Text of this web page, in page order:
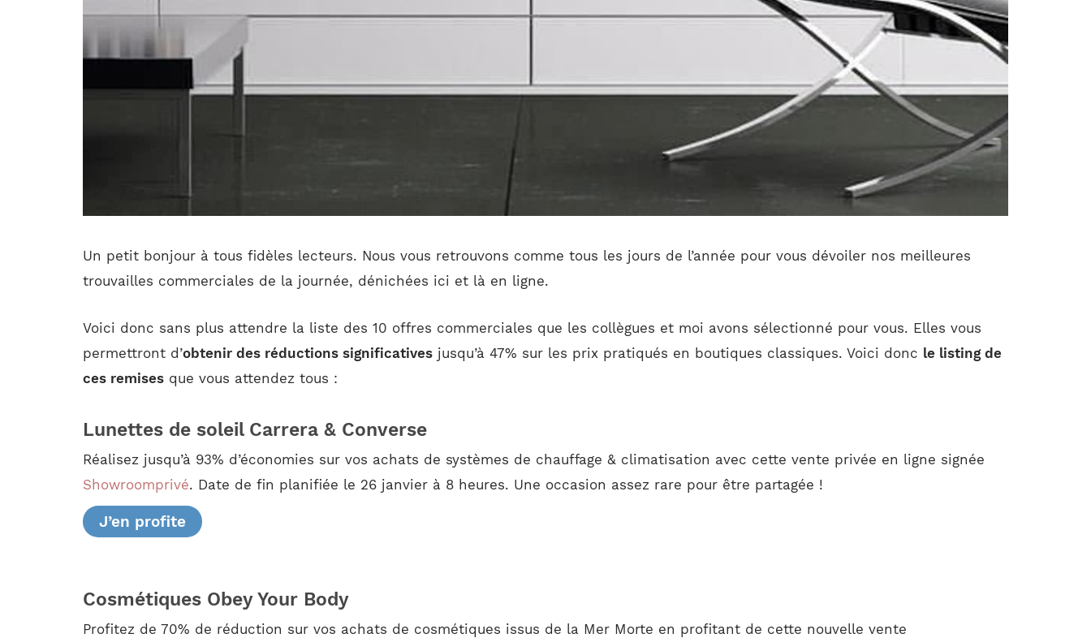
Un petit bonjour à tous fidèles lecteurs. Nous vous retrouvons comme tous les jours de l’année pour vous dévoiler nos meilleures
trouvailles commerciales de la journée, dénichées ici et là en ligne.
Voici donc sans plus attendre la liste des 10 offres commerciales que les collègues et moi avons sélectionné pour vous. Elles vous
permettront d’obtenir des réductions significatives jusqu’à 47% sur les prix pratiqués en boutiques classiques. Voici donc le listing de
ces remises que vous attendez tous :
Lunettes de soleil Carrera & Converse
Réalisez jusqu’à 93% d’économies sur vos achats de systèmes de chauffage & climatisation avec cette vente privée en ligne signée
Showroomprivé. Date de fin planifiée le 26 janvier à 8 heures. Une occasion assez rare pour être partagée !
J’en profite
Cosmétiques Obey Your Body
Profitez de 70% de réduction sur vos achats de cosmétiques issus de la Mer Morte en profitant de cette nouvelle vente